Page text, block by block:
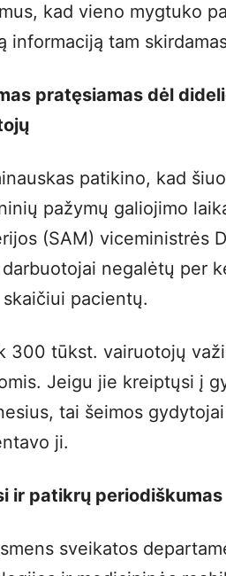
kad vieno mygtuko
informaciją tam
pratęsiamas dėl
patikino, kad
pažymų galiojimo
(SAM) viceministrės
negalėtų per
pacientų.
300 tūkst. vairuotojų
Jeigu jie kreiptųsi į
tai šeimos
ji.
ir patikrų periodiškumas
sveikatos